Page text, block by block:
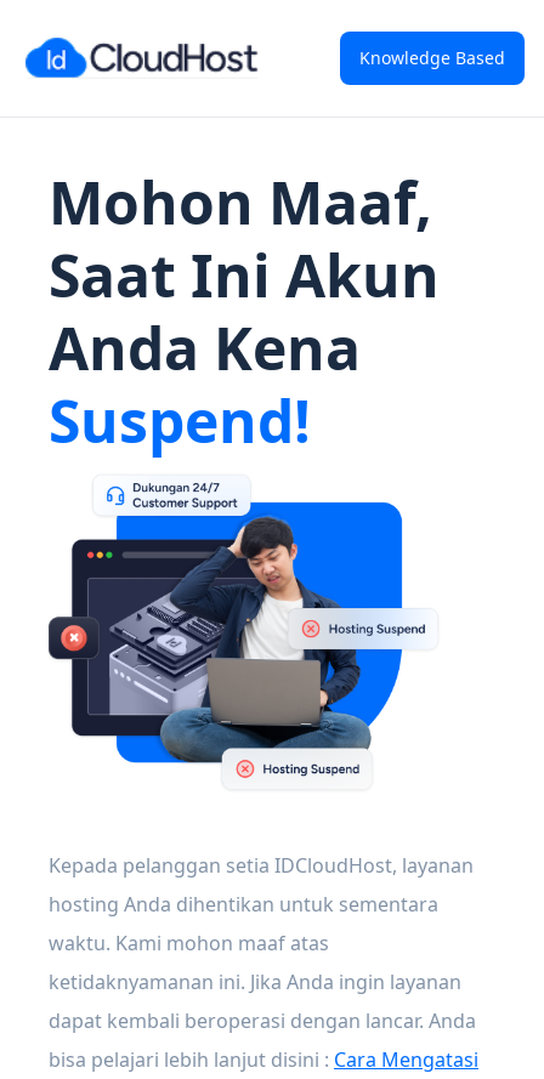
Knowledge Based
Mohon Maaf,
Saat Ini Akun
Anda Kena
Suspend!
Kepada pelanggan setia IDCloudHost, layanan
hosting Anda dihentikan untuk sementara
waktu. Kami mohon maaf atas
ketidaknyamanan ini. Jika Anda ingin layanan
dapat kembali beroperasi dengan lancar. Anda
bisa pelajari lebih lanjut disini : Cara Mengatasi